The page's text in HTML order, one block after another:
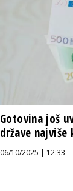
Gotovina još
države najviše
06/10/2025 | 12:33